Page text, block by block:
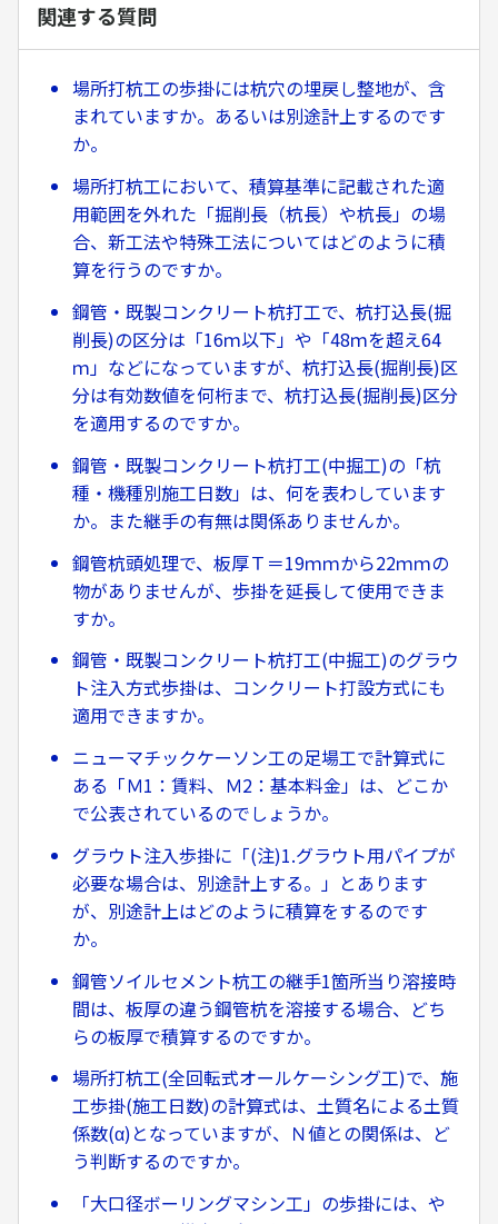
関連する質問
場所打杭工の歩掛には杭穴の埋戻し整地が、含
まれていますか。あるいは別途計上するのです
か。
場所打杭工において、積算基準に記載された適
用範囲を外れた「掘削長（杭長）や杭長」の場
合、新工法や特殊工法についてはどのように積
算を行うのですか。
鋼管・既製コンクリート杭打工で、杭打込長(掘
削長)の区分は「16ｍ以下」や「48ｍを超え64
ｍ」などになっていますが、杭打込長(掘削長)区
分は有効数値を何桁まで、杭打込長(掘削長)区分
を適用するのですか。
鋼管・既製コンクリート杭打工(中掘工)の「杭
種・機種別施工日数」は、何を表わしています
か。また継手の有無は関係ありませんか。
鋼管杭頭処理で、板厚Ｔ＝19ｍｍから22ｍｍの
物がありませんが、歩掛を延長して使用できま
すか。
鋼管・既製コンクリート杭打工(中掘工)のグラウ
ト注入方式歩掛は、コンクリート打設方式にも
適用できますか。
ニューマチックケーソン工の足場工で計算式に
ある「Ｍ1：賃料、Ｍ2：基本料金」は、どこか
で公表されているのでしょうか。
グラウト注入歩掛に「(注)1.グラウト用パイプが
必要な場合は、別途計上する。」とあります
が、別途計上はどのように積算をするのです
か。
鋼管ソイルセメント杭工の継手1箇所当り溶接時
間は、板厚の違う鋼管杭を溶接する場合、どち
らの板厚で積算するのですか。
場所打杭工(全回転式オールケーシング工)で、施
工歩掛(施工日数)の計算式は、土質名による土質
係数(α)となっていますが、Ｎ値との関係は、ど
う判断するのですか。
「大口径ボーリングマシン工」の歩掛には、や